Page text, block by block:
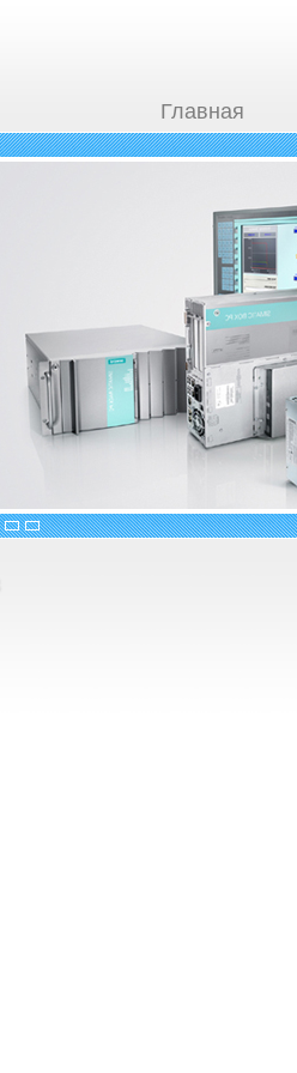
Главная